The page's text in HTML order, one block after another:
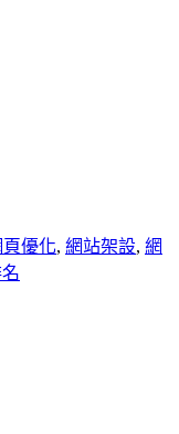
頁優化, 網站架設, 網